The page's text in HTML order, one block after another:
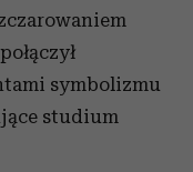
symbolizmu
studium